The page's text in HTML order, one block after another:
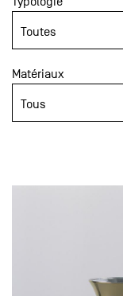
Matériaux